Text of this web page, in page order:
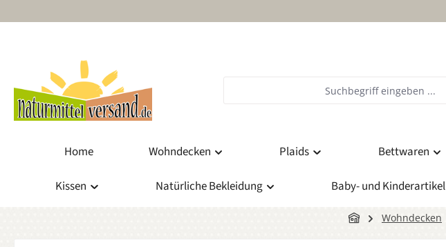
Home Wohndecken Plaids Bettwaren
Kissen Natürliche Bekleidung Baby- und Kinderartikel
Wohndecken